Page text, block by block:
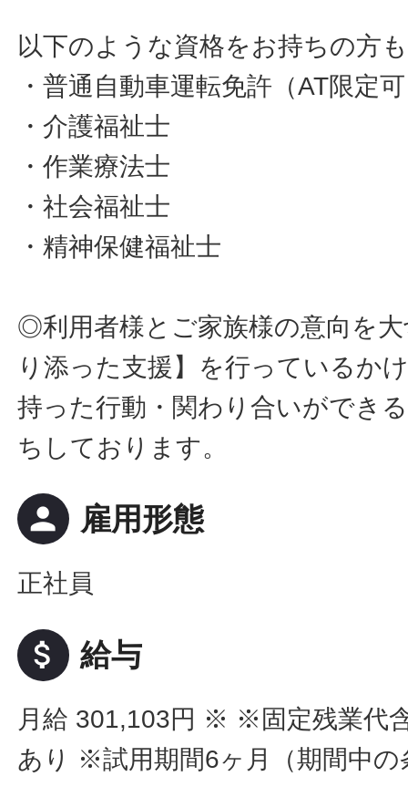
以下のような資格をお持ちの方
・普通自動車運転免許（AT限定
・介護福祉士
・作業療法士
・社会福祉士
・精神保健福祉士
◎利用者様とご家族様の意向を
り添った支援】を行っているか
持った行動・関わり合いができ
ちしております。
person 雇用形態
正社員
attach_money 給与
月給 301,103円 ※ ※固定残業代
あり ※試用期間6ヶ月（期間中の